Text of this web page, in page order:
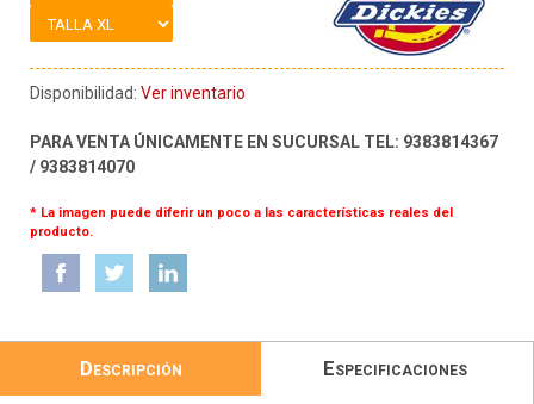
Disponibilidad: Ver inventario
PARA VENTA ÚNICAMENTE EN SUCURSAL TEL: 9383814367
/ 9383814070
* La imagen puede diferir un poco a las características reales del
producto.
Descripción Especificaciones